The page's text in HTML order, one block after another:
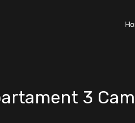
3